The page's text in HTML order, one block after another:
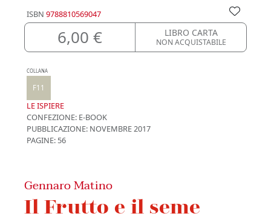
ISBN 9788810569047
6,00 € LIBRO CARTA
NON ACQUISTABILE
COLLANA
F11
LE ISPIERE
CONFEZIONE: E-BOOK
PUBBLICAZIONE: NOVEMBRE 2017
PAGINE: 56
Gennaro Matino
Il Frutto e il seme